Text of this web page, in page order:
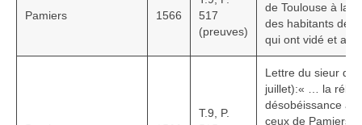
Pamiers 1566
517
(preuves)
de Toulouse à la
des habitants de
qui ont vidé et
T.9, P.
Lettre du sieur de
juillet):« … la
désobéissance à
ceux de